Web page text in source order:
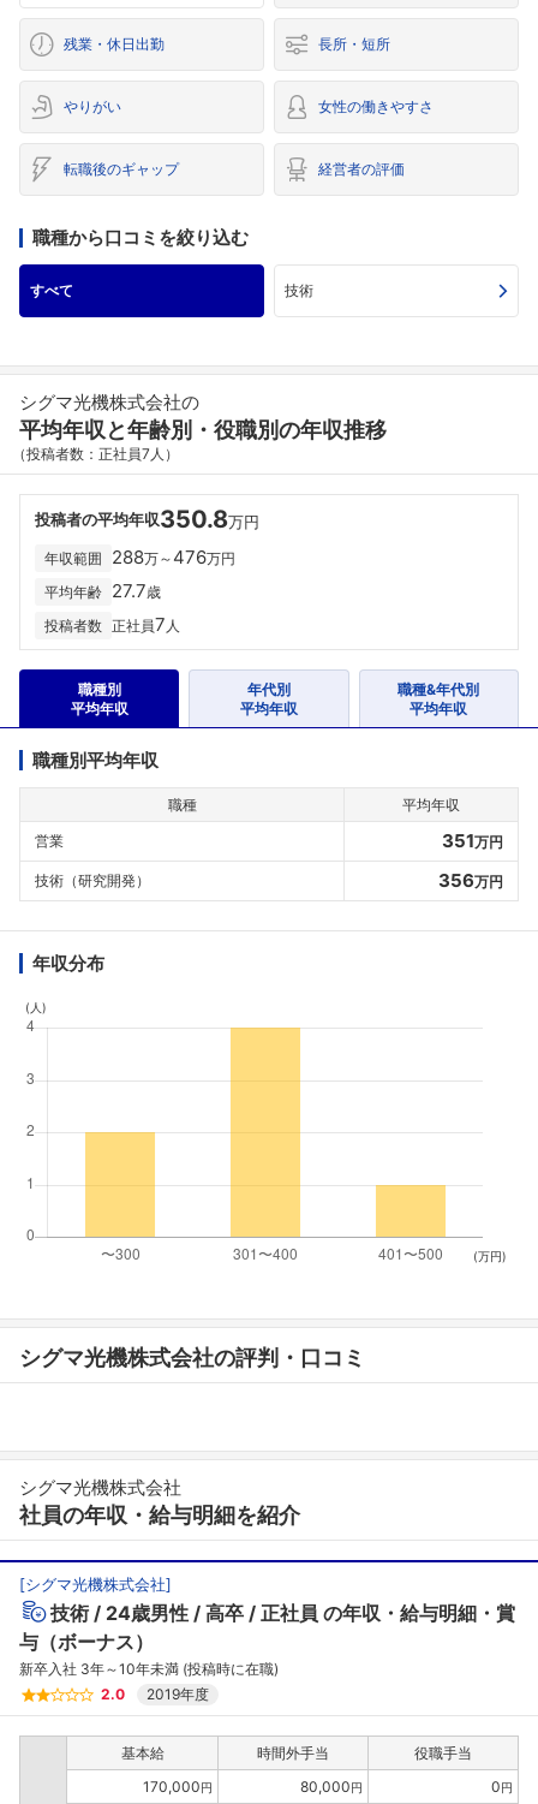
残業・休日出勤 長所・短所
やりがい 女性の働きやすさ
転職後のギャップ 経営者の評価
職種から口コミを絞り込む
すべて 技術
シグマ光機株式会社の
平均年収と年齢別・役職別の年収推移
（投稿者数：正社員7人）
投稿者の平均年収350.8万円
年収範囲 288万～ 476万円
平均年齢 27.7歳
投稿者数 正社員7 人
職種別
平均年収
年代別
平均年収
職種&年代別
平均年収
職種別平均年収
職種
平均年収
営業
351万円
技術（研究開発） 356万円
年収分布
(人)
(万円)
シグマ光機株式会社の評判・口コミ
シグマ光機株式会社
社員の年収・給与明細を紹介
[シグマ光機株式会社]
技術 24歳男性 高卒 正社員 の年収・給与明細・賞
与（ボーナス）
新卒入社 3年～10年未満 (投稿時に在職)
2.0
2019年度
基本給 時間外手当
役職手当
170,000円 80,000円 0円